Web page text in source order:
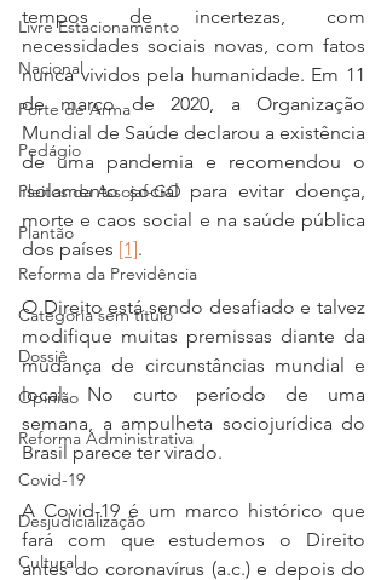
Livre Estacionamento
Nacional
Porte de Arma
Pedágio
Pleitos da Assojaf-GO
Plantão
Reforma da Previdência
Categoria sem título
Dossiê
Opinião
Reforma Administrativa
Covid-19
Desjudicialização
Cultural
tempos de incertezas, com
necessidades sociais novas, com fatos
nunca vividos pela humanidade. Em 11
de março de 2020, a Organização
Mundial de Saúde declarou a existência
de uma pandemia e recomendou o
isolamento social para evitar doença,
morte e caos social e na saúde pública
dos países [1].
O Direito está sendo desafiado e talvez
modifique muitas premissas diante da
mudança de circunstâncias mundial e
local. No curto período de uma
semana, a ampulheta sociojurídica do
Brasil parece ter virado.
A Covid-19 é um marco histórico que
fará com que estudemos o Direito
antes do coronavírus (a.c.) e depois do